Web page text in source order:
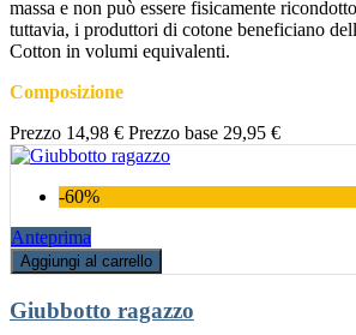
massa e non può essere fisicamente
tuttavia, i produttori di cotone beneficiano
Cotton in volumi equivalenti.
Composizione
Prezzo 14,98 € Prezzo base 29,95 €
-60%
Anteprima
Aggiungi al carrello
Giubbotto ragazzo